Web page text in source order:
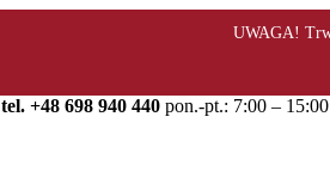
tel. +48 698 940 440 pon.-pt.: 7:00 – 15:00